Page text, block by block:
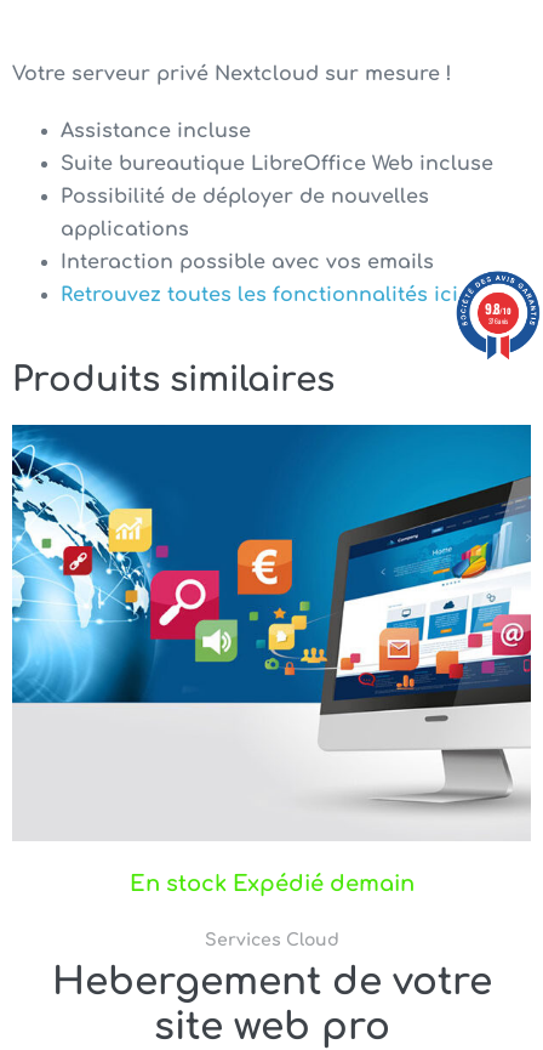
Votre serveur privé Nextcloud sur mesure !
Assistance incluse
Suite bureautique LibreOffice Web incluse
Possibilité de déployer de nouvelles
applications
Interaction possible avec vos emails
Retrouvez toutes les fonctionnalités ici
Produits similaires
En stock Expédié demain
Services Cloud
Hebergement de votre
site web pro
9.8/10
376 avis